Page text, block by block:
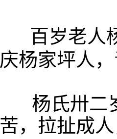
百岁老人
庆杨家坪人
杨氏卅二
苦，拉扯成